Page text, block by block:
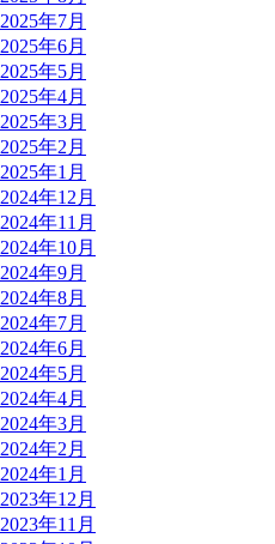
2025年7月
2025年6月
2025年5月
2025年4月
2025年3月
2025年2月
2025年1月
2024年12月
2024年11月
2024年10月
2024年9月
2024年8月
2024年7月
2024年6月
2024年5月
2024年4月
2024年3月
2024年2月
2024年1月
2023年12月
2023年11月